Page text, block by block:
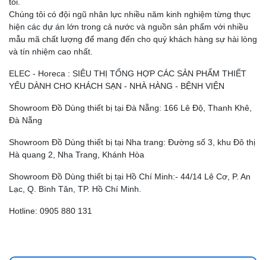
Chúng tôi có đội ngũ nhân lực nhiều năm kinh nghiệm từng thực
hiện các dự án lớn trong cả nước và nguồn sản phẩm với nhiều
mẫu mã chất lượng để mang đến cho quý khách hàng sự hài lòng
và tín nhiệm cao nhất.
ELEC - Horeca : SIÊU THỊ TỔNG HỢP CÁC SẢN PHẨM THIẾT
YẾU DÀNH CHO KHÁCH SẠN - NHÀ HÀNG - BỆNH VIỆN
Showroom Đồ Dùng thiết bị tại Đà Nẵng: 166 Lê Độ, Thanh Khê,
Đà Nẵng
Showroom Đồ Dùng thiết bị tại Nha trang: Đường số 3, khu Đô thị
Hà quang 2, Nha Trang, Khánh Hòa
Showroom Đồ Dùng thiết bị tại Hồ Chí Minh:- 44/14 Lê Cơ, P. An
Lạc, Q. Bình Tân, TP. Hồ Chí Minh.
Hotline: 0905 880 131